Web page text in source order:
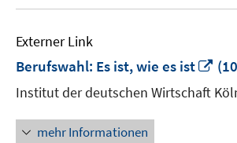
Externer Link
Berufswahl: Es ist, wie es ist
In
Institut der deutschen Wirtschaft
mehr Informationen